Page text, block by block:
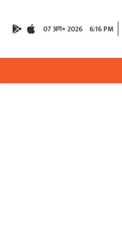
07 अग॰ 2026 6:16 PM